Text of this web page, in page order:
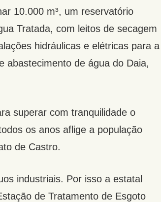
10.000 m³, um reservatório
Tratada, com leitos de secagem
hidráulicas e elétricas para a
abastecimento de água do Daia,
superar com tranquilidade o
os anos aflige a população
de Castro.
industriais. Por isso a estatal
de Tratamento de Esgoto